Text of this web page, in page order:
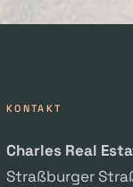
KONTAKT
Charles Real
Straßburger